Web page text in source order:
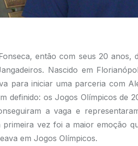
então com seus 20 anos,
Nascido em
para iniciar uma parceria com
definido: os Jogos Olímpicos de
a vaga e
primeira vez foi a maior emoção
em Jogos Olímpicos.